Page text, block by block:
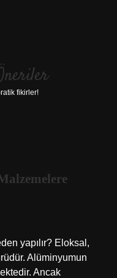
fikirler!
yapılır? Eloksal,
Alüminyumun
Ancak